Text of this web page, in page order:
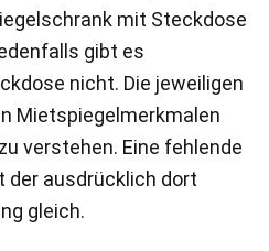
mit Steckdose
gibt es
nicht. Die jeweiligen
Mietspiegelmerkmalen
verstehen. Eine fehlende
der ausdrücklich dort
gleich.